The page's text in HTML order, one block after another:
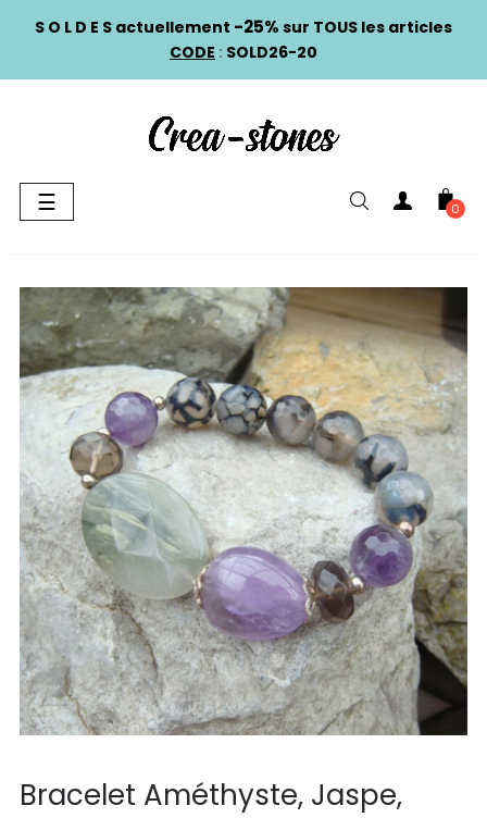
S O L D E S actuellement -25% sur TOUS les articles
CODE : SOLD26-20
Basculer
la
☰ 0
Bracelet Améthyste, Jaspe,